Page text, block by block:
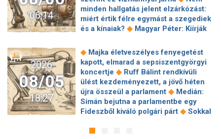
segítse a magyar vízellátást ◆ Forró
augusztus: gátja lehet az uniós
források hazahozatalának az
Alkotmánybíróság?◆ Török Gábor: Ez
Meglepetés az albérletpiacon, nincs
roham ◆Hirtelen titkolózni kezdett a
Tisza a kegyelmi ügyekről◆
Egyszerre két köztársasági elnöke is
lehet Magyarországnak jövő hétre◆
Előnyben a Fradi a Górnik Zabrze
elleni El-selejtezős párharcban◆Itt a
csapattársa keres a legrosszabbul
06:14
minden hallgatás jelent elzárkózást:
miért értik félre egymást a szegediek
és a kínaiak? ◆ Magyar Péter: Kiírják
projektekben magyar állami
tulajdonrészt fognak előírni ◆Orbán
Gáspár hatszor repült honvédségi
gépen Csádba és Nigerbe◆Ismert
magyar utazási iroda ment csődbe,
bolgár biztosítóval hadakozhatnak az
utasok◆Amerikai rakétákat is
zsákmányolt az előrenyomuló orosz
hadsereg
2026
08/05
18:27
◆ Majka életveszélyes fenyegetést
kapott, elmarad a sepsiszentgyörgyi
koncertje ◆ Ruff Bálint rendkívüli
ülést kezdeményezett, a jövő héten
újra összeül a parlament ◆ Medián:
Simán bejutna a parlamentbe egy
Fideszből kiváló polgári párt ◆ Sokkal